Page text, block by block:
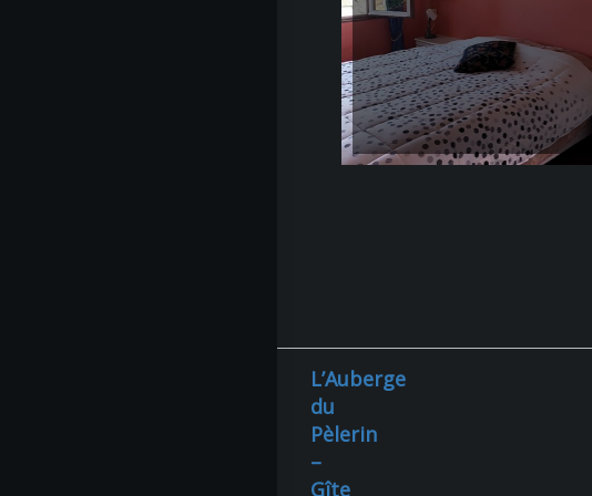
L’Auberge
du
Pèlerin
–
Gîte